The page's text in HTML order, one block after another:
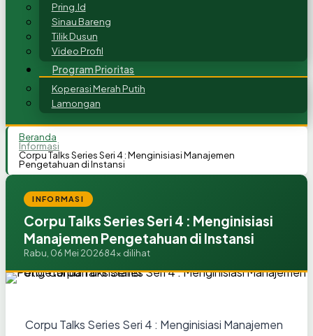
Pring.Id
Sinau Bareng
Tilik Dusun
Video Profil
Program Prioritas
Koperasi Merah Putih
Lamongan
Beranda
Informasi
Corpu Talks Series Seri 4 : Menginisiasi Manajemen
Pengetahuan di Instansi
INFORMASI
Corpu Talks Series Seri 4 : Menginisiasi
Manajemen Pengetahuan di Instansi
Rabu, 06 Mei 202684x dilihat
Corpu Talks Series Seri 4 : Menginisiasi Manajemen